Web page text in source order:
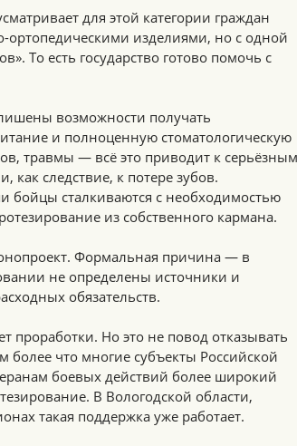
для этой категории граждан
ортопедическими изделиями, но с одной
То есть государство готово помочь с
возможности получать
и полноценную стоматологическую
травмы — всё это приводит к серьёзным
как следствие, к потере зубов.
сталкиваются с необходимостью
из собственного кармана.
Формальная причина — в
не определены источники и
обязательств.
проработки. Но это не повод отказывать
более что многие субъекты Российской
боевых действий более широкий
В Вологодской области,
такая поддержка уже работает.